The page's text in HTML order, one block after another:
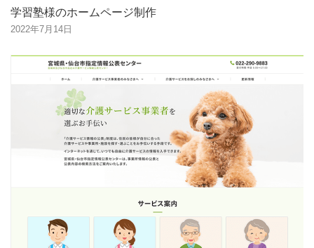
学習塾様のホームページ制作
2022年7月14日